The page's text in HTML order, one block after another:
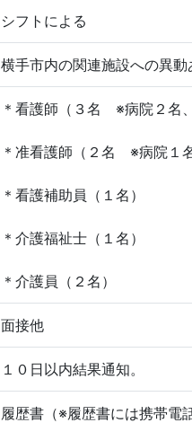
シフトによる
横手市内の関連施設への異動
＊看護師（３名 ※病院２名
＊准看護師（２名 ※病院１
＊看護補助員（１名）
＊介護福祉士（１名）
＊介護員（２名）
面接他
１０日以内結果通知。
履歴書（※履歴書には携帯電